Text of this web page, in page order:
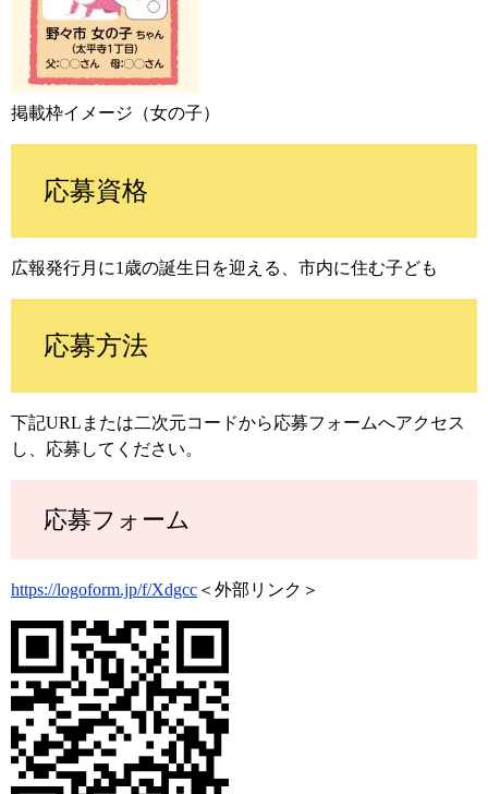
掲載枠イメージ（女の子）
応募資格
広報発行月に1歳の誕生日を迎える、市内に住む子ども
応募方法
下記URLまたは二次元コードから応募フォームへアクセス
し、応募してください。
応募フォーム
https://logoform.jp/f/Xdgcc ＜外部リンク＞